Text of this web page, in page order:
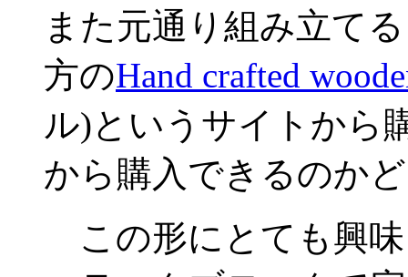
また元通り組み立て
方のHand crafted
ル)というサイトから
から購入できるのか
この形にとても興